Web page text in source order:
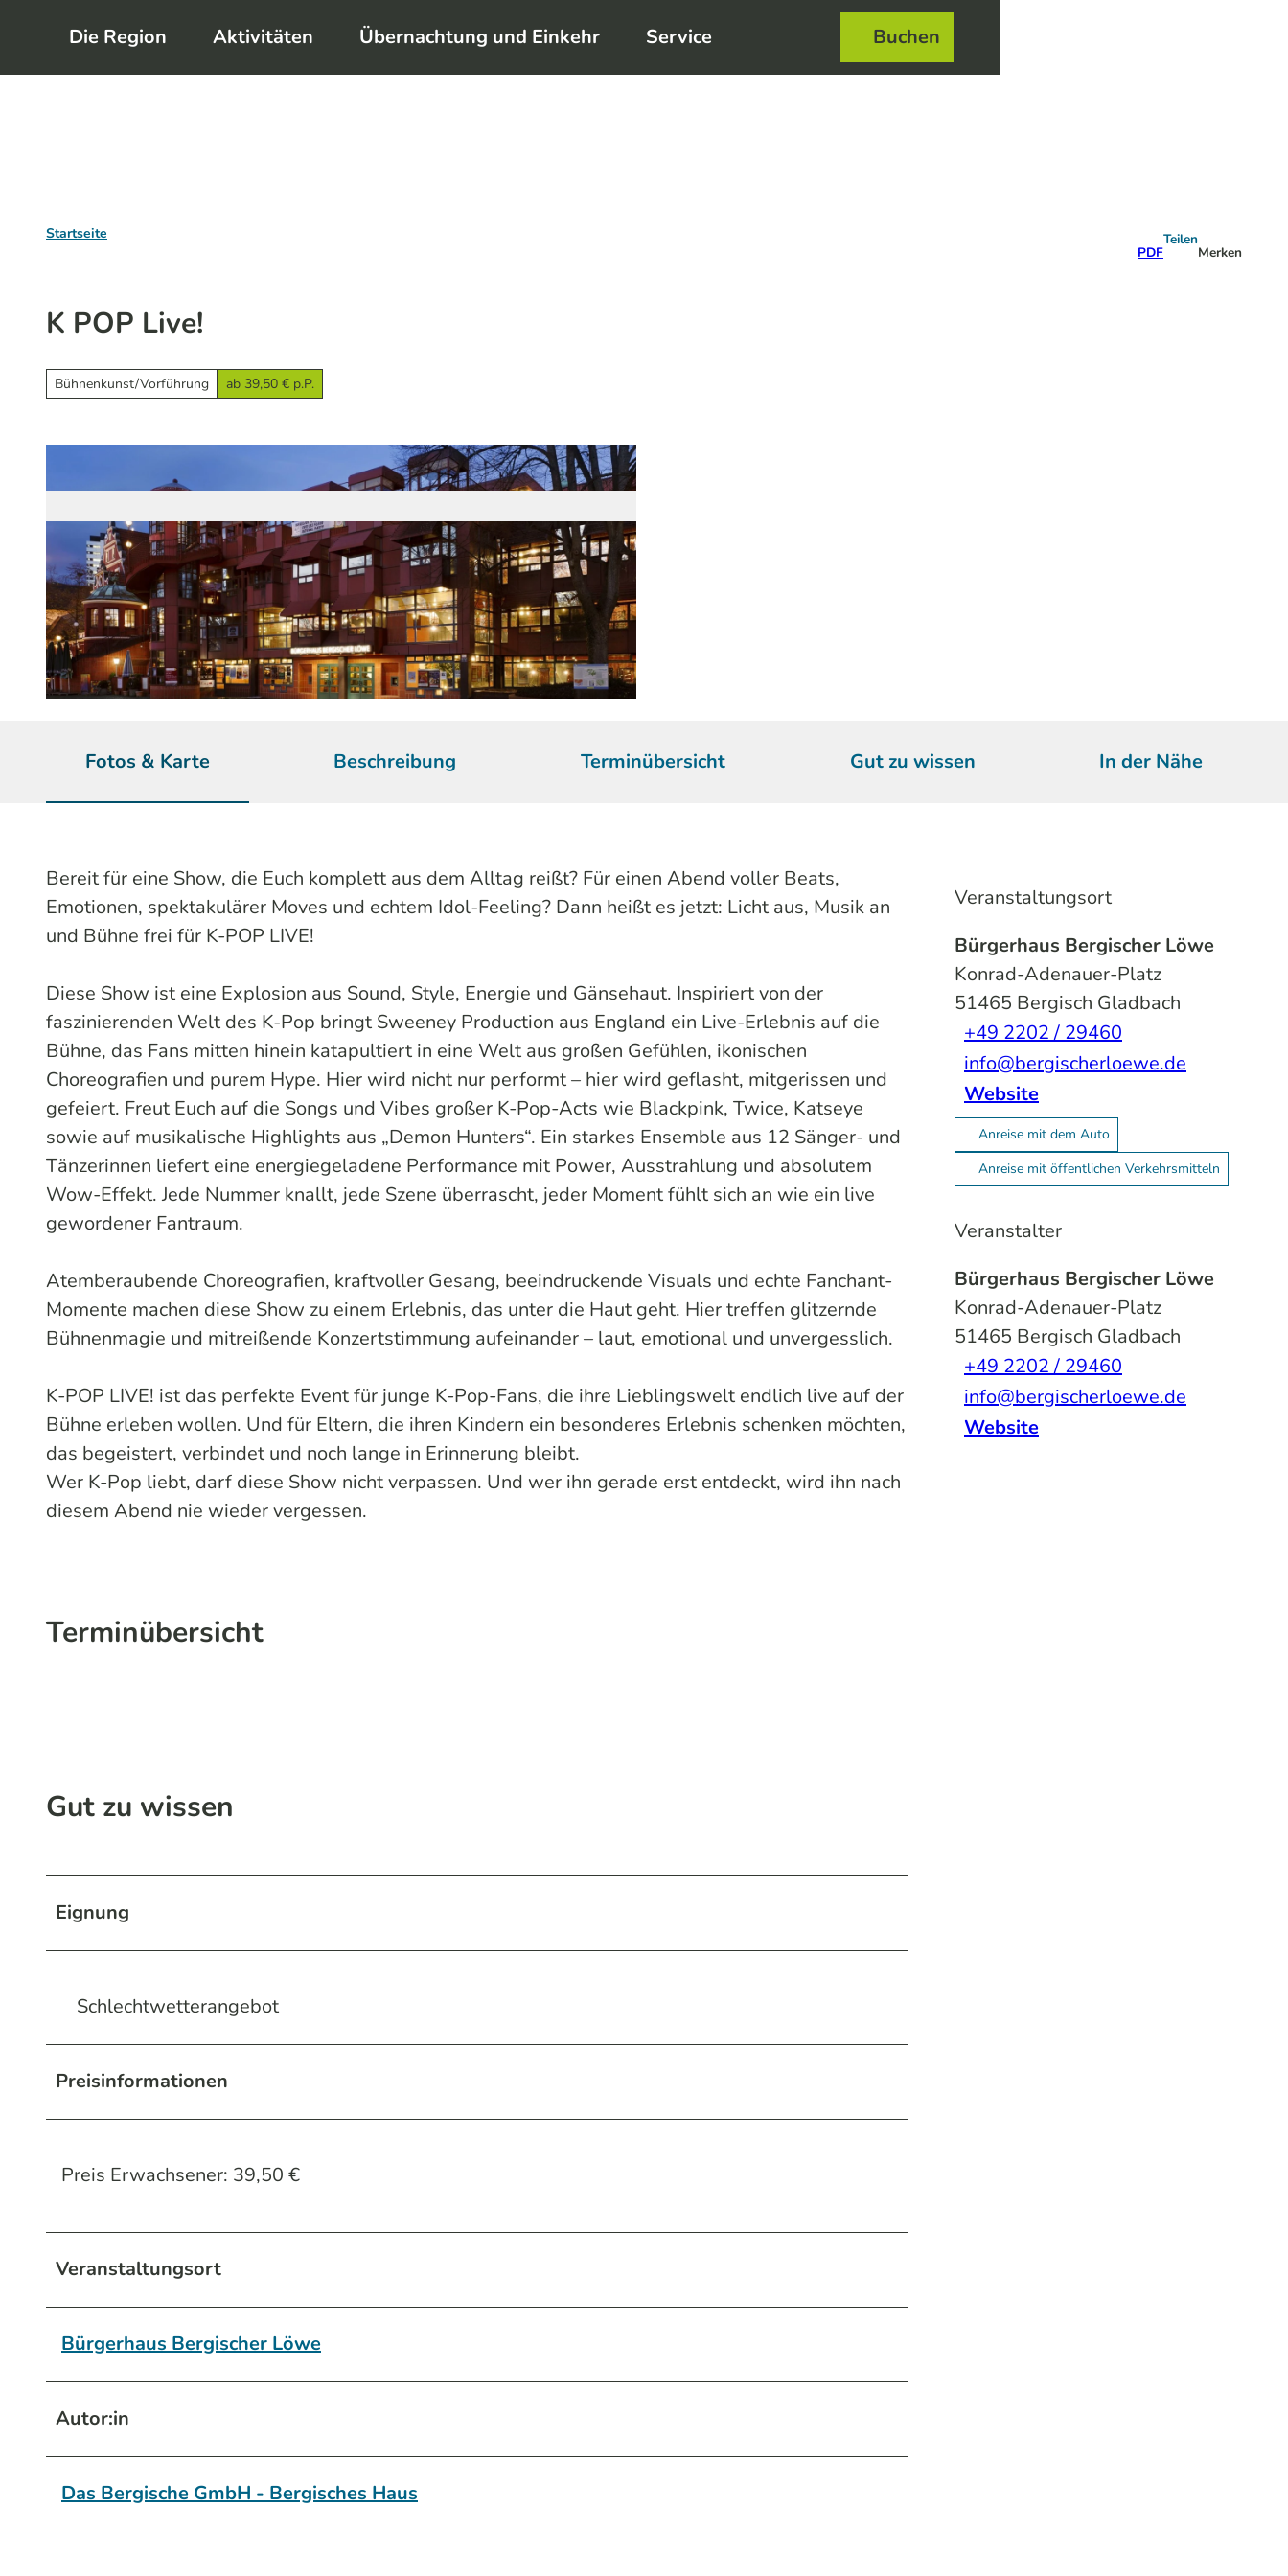
m
Die Region Aktivitäten Übernachtung und Einkehr Service Buchen
Startseite
PDF
Teilen
Merken
K POP Live!
Bühnenkunst/Vorführung ab 39,50 € p.P.
Fotos & Karte Beschreibung Terminübersicht Gut zu wissen In der Nähe
Bereit für eine Show, die Euch komplett aus dem Alltag reißt? Für einen Abend voller Beats,
Emotionen, spektakulärer Moves und echtem Idol-Feeling? Dann heißt es jetzt: Licht aus, Musik an
und Bühne frei für K-POP LIVE!
Diese Show ist eine Explosion aus Sound, Style, Energie und Gänsehaut. Inspiriert von der
faszinierenden Welt des K-Pop bringt Sweeney Production aus England ein Live-Erlebnis auf die
Bühne, das Fans mitten hinein katapultiert in eine Welt aus großen Gefühlen, ikonischen
Choreografien und purem Hype. Hier wird nicht nur performt – hier wird geflasht, mitgerissen und
gefeiert. Freut Euch auf die Songs und Vibes großer K-Pop-Acts wie Blackpink, Twice, Katseye
sowie auf musikalische Highlights aus „Demon Hunters“. Ein starkes Ensemble aus 12 Sänger- und
Tänzerinnen liefert eine energiegeladene Performance mit Power, Ausstrahlung und absolutem
Wow-Effekt. Jede Nummer knallt, jede Szene überrascht, jeder Moment fühlt sich an wie ein live
gewordener Fantraum.
Atemberaubende Choreografien, kraftvoller Gesang, beeindruckende Visuals und echte Fanchant-
Momente machen diese Show zu einem Erlebnis, das unter die Haut geht. Hier treffen glitzernde
Bühnenmagie und mitreißende Konzertstimmung aufeinander – laut, emotional und unvergesslich.
K-POP LIVE! ist das perfekte Event für junge K-Pop-Fans, die ihre Lieblingswelt endlich live auf der
Bühne erleben wollen. Und für Eltern, die ihren Kindern ein besonderes Erlebnis schenken möchten,
das begeistert, verbindet und noch lange in Erinnerung bleibt.
Wer K-Pop liebt, darf diese Show nicht verpassen. Und wer ihn gerade erst entdeckt, wird ihn nach
diesem Abend nie wieder vergessen.
Terminübersicht
Gut zu wissen
Eignung
Schlechtwetterangebot
Preisinformationen
Preis Erwachsener: 39,50 €
Veranstaltungsort
Bürgerhaus Bergischer Löwe
Autor:in
Das Bergische GmbH - Bergisches Haus
Veranstaltungsort
Bürgerhaus Bergischer Löwe
Konrad-Adenauer-Platz
51465 Bergisch Gladbach
+49 2202 / 29460
info@bergischerloewe.de
Website
Anreise mit dem Auto
Anreise mit öffentlichen Verkehrsmitteln
Veranstalter
Bürgerhaus Bergischer Löwe
Konrad-Adenauer-Platz
51465 Bergisch Gladbach
+49 2202 / 29460
info@bergischerloewe.de
Website